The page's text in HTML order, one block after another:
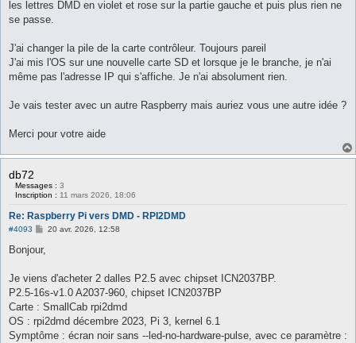
les lettres DMD en violet et rose sur la partie gauche et puis plus rien ne
se passe.
J'ai changer la pile de la carte contrôleur. Toujours pareil
J'ai mis l'OS sur une nouvelle carte SD et lorsque je le branche, je n'ai
même pas l'adresse IP qui s'affiche. Je n'ai absolument rien.
Je vais tester avec un autre Raspberry mais auriez vous une autre idée ?
Merci pour votre aide
db72
Messages : 3
Inscription : 11 mars 2026, 18:06
Re: Raspberry Pi vers DMD - RPI2DMD
#4093
M
s
g
20 avr. 2026, 12:58
Bonjour,
Je viens d'acheter 2 dalles P2.5 avec chipset ICN2037BP.
P2.5-16s-v1.0 A2037-960, chipset ICN2037BP
Carte : SmallCab rpi2dmd
OS : rpi2dmd décembre 2023, Pi 3, kernel 6.1
Symptôme : écran noir sans --led-no-hardware-pulse, avec ce paramètre :